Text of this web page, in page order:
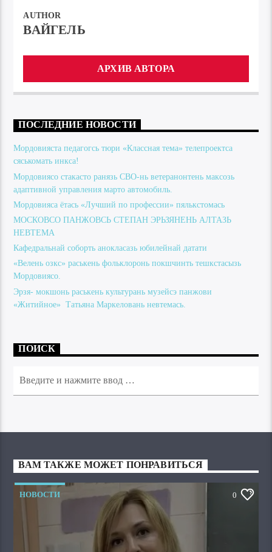
AUTHOR
ВАЙГЕЛЬ
АРХИВ АВТОРА
ПОСЛЕДНИЕ НОВОСТИ
Мордовияста педагогсь тюри «Классная тема» телепроектса
сяськомать инкса!
Мордовиясо стакасто ранязь СВО-нь ветеранонтень максозь
адаптивной управления марто автомобиль.
Мордовияса ётась «Лучший по профессии» пялькстомась
МОСКОВСО ПАНЖОВСЬ СТЕПАН ЭРЬЗЯНЕНЬ АЛТАЗЬ
НЕВТЕМА
Кафедральнай соборть анокласазь юбилейнай датати
«Велень озкс» раськень фольклоронь покшчинть тешкстасызь
Мордовиясо.
Эрзя- мокшонь раськень культурань музейсэ панжови
«Житийное» Татьяна Маркеловань невтемась.
ПОИСК
ВАМ ТАКЖЕ МОЖЕТ ПОНРАВИТЬСЯ
НОВОСТИ 0